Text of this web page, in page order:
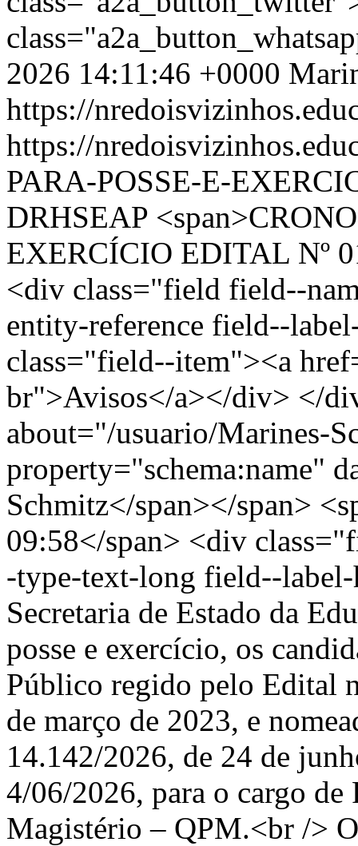
2026 14:11:46 +0000
https://
https://
PARA-POSSE-E-
DRHSEAP
EXERCÍCIO EDITAL Nº
<div class="field field--
entity-reference field--
class="field--item"><a
br">Avisos</a></div> </
about="/usuario/Marines-
property="schema:name"
Schmitz</span></span>
09:58</span> <div
-type-text-long field--
Secretaria de Estado da
posse e exercício, os
Público regido pelo Edital
de março de 2023, e
14.142/2026, de 24 de
4/06/2026, para o cargo
Magistério – QPM.<br />